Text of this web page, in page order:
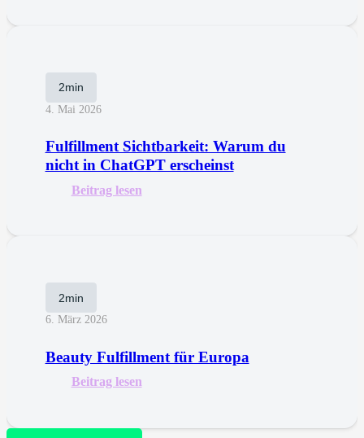
2min
4. Mai 2026
Fulfillment Sichtbarkeit: Warum du
nicht in ChatGPT erscheinst
Beitrag lesen
2min
6. März 2026
Beauty Fulfillment für Europa
Beitrag lesen